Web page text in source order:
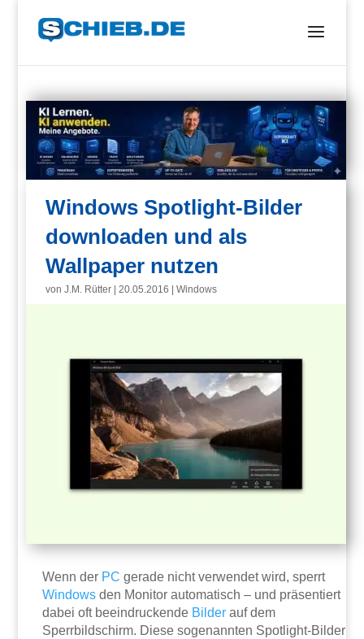
Windows Spotlight-Bilder
downloaden und als
Wallpaper nutzen
vonJ.M. Rütter |20.05.2016 |Windows
Wenn der PC gerade nicht verwendet wird, sperrt
Windows den Monitor automatisch – und präsentiert
dabei oft beeindruckende Bilder auf dem
Sperrbildschirm. Diese sogenannten Spotlight-Bilder